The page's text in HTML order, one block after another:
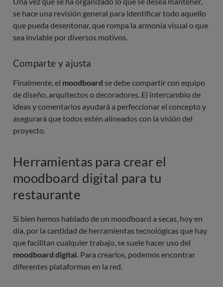
se hace una revisión general para identificar todo aquello
que pueda desentonar, que rompa la armonía visual o que
sea inviable por diversos motivos.
Comparte y ajusta
Finalmente, el moodboard se debe compartir con equipo
de diseño, arquitectos o decoradores. El intercambio de
ideas y comentarios ayudará a perfeccionar el concepto y
asegurará que todos estén alineados con la visión del
proyecto.
Herramientas para crear el
moodboard digital para tu
restaurante
Si bien hemos hablado de un moodboard a secas, hoy en
día, por la cantidad de herramientas tecnológicas que hay
que facilitan cualquier trabajo, se suele hacer uso del
moodboard digital. Para crearlos, podemos encontrar
diferentes plataformas en la red.